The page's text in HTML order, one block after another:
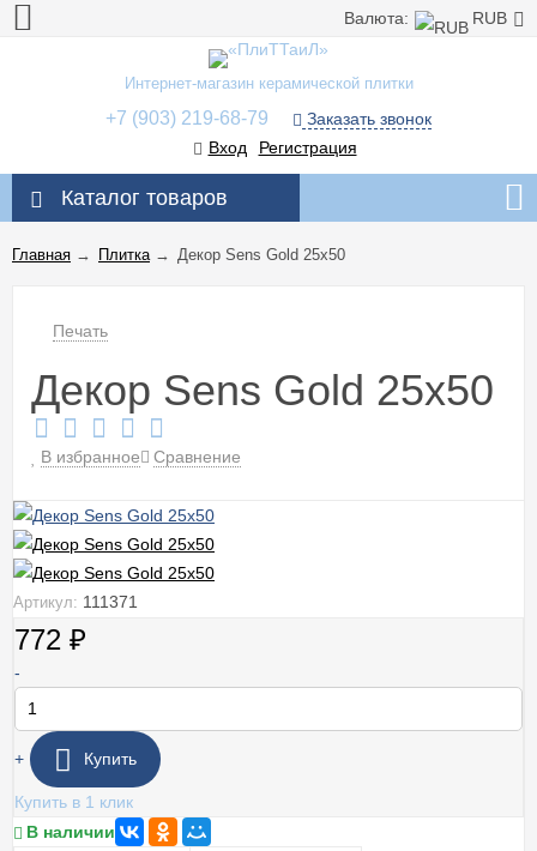
Валюта: RUB
Интернет-магазин керамической плитки
+7 (903) 219-68-79
Заказать звонок
Вход
Регистрация
Каталог товаров
Главная → Плитка→ Декор Sens Gold 25x50
Печать
Декор Sens Gold 25x50
В избранное Сравнение
Артикул: 111371
772 ₽
-
+ Купить
Купить в 1 клик
В наличии